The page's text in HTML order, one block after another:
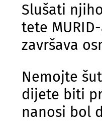
Slušati
tete
završava
Nemojte
dijete biti
nanosi bol